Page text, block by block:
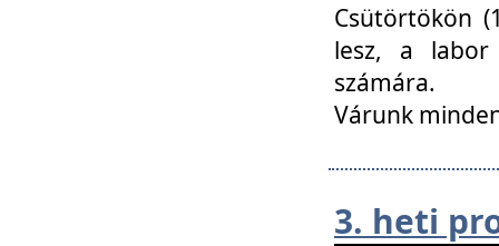
Csütörtökön
lesz, a labor
számára.
Várunk
3. heti